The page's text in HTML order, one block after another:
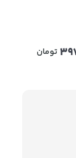
تومان